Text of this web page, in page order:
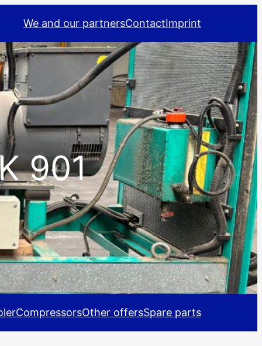
We and our partnersContactImprint
901
CompressorsOther offersSpare parts